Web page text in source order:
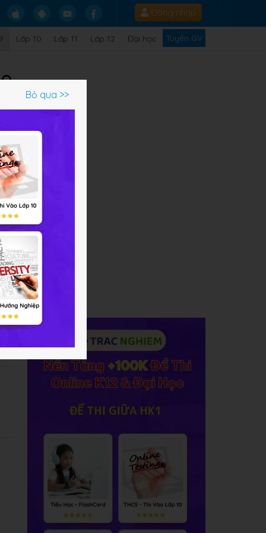
Đăng nhập
Lớp 10 Lớp 11 Lớp 12 Đại học Tuyển GV
Bỏ qua >>